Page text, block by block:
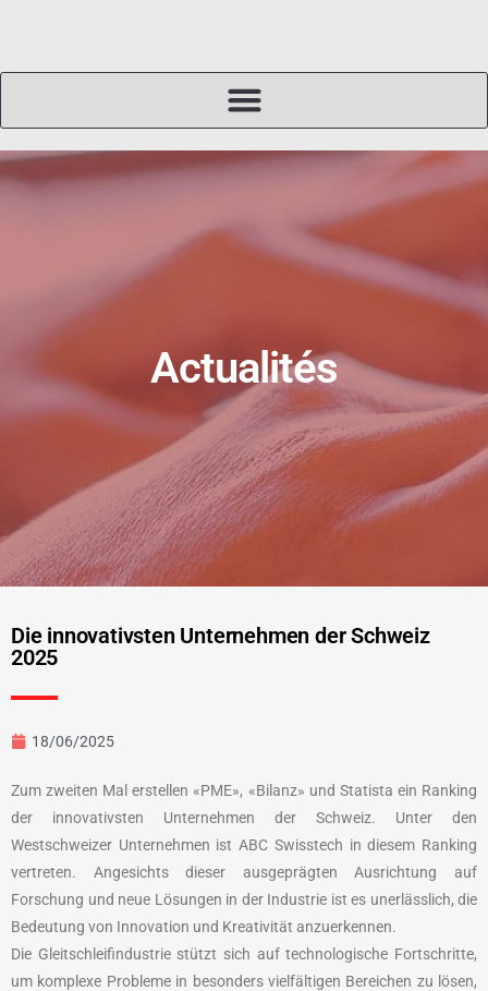
Actualités
Die innovativsten Unternehmen der Schweiz
2025
18/06/2025
Zum zweiten Mal erstellen «PME», «Bilanz» und Statista ein Ranking
der innovativsten Unternehmen der Schweiz. Unter den
Westschweizer Unternehmen ist ABC Swisstech in diesem Ranking
vertreten. Angesichts dieser ausgeprägten Ausrichtung auf
Forschung und neue Lösungen in der Industrie ist es unerlässlich, die
Bedeutung von Innovation und Kreativität anzuerkennen.
Die Gleitschleifindustrie stützt sich auf technologische Fortschritte,
um komplexe Probleme in besonders vielfältigen Bereichen zu lösen,